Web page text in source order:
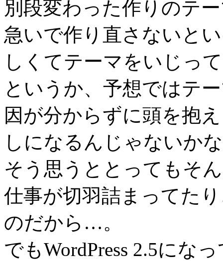
別段変わった作りのテ
急いで作り直さないと
しくてテーマをいじっ
というか、予想ではテ
因が分からずに頭を抱
しになるんじゃないか
そう思うととってもそ
仕事が切羽詰まってた
のだから…。
でもWordPress 2.5にな